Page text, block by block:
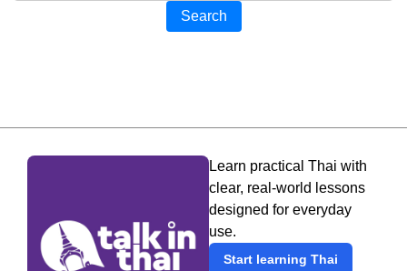
Search
Learn practical Thai with
clear, real-world lessons
designed for everyday
use.
Start learning Thai